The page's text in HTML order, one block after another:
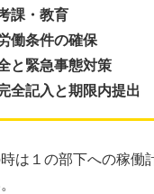
課・教育
働条件の確保
と緊急事態対策
全記入と期限内提出
は１の部下への稼働